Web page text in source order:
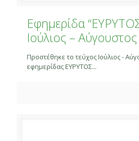
Εφημερίδα
Ιούλιος –
Προστέθηκε το τεύχος Ιούλιος -
εφημερίδας ΕΥΡΥΤΟΣ...